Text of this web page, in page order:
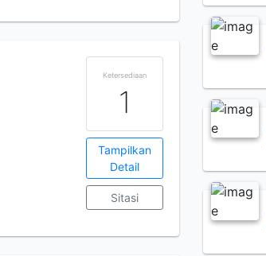
Ketersediaan
1
Tampilkan
Detail
Sitasi